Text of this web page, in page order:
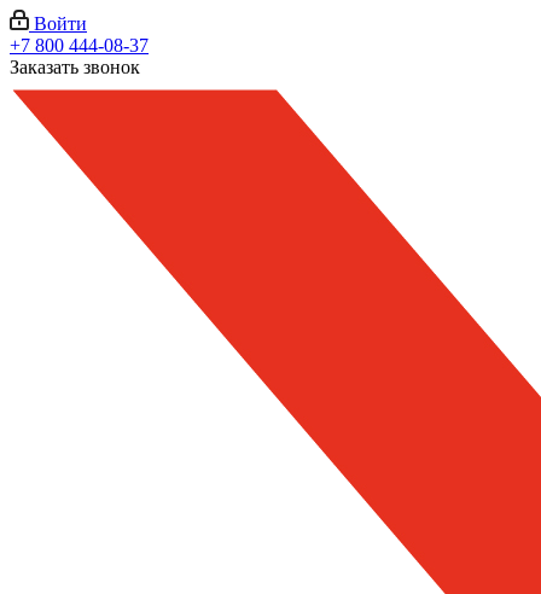
Войти
+7 800 444-08-37
Заказать звонок